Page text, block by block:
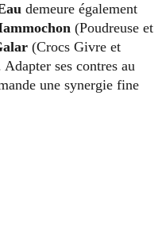
demeure également
(Poudreuse et
(Crocs Givre et
ses contres au
une synergie fine